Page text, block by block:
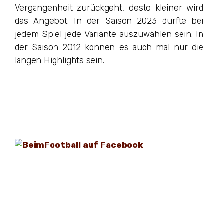
Vergangenheit zurückgeht, desto kleiner wird
das Angebot. In der Saison 2023 dürfte bei
jedem Spiel jede Variante auszuwählen sein. In
der Saison 2012 können es auch mal nur die
langen Highlights sein.